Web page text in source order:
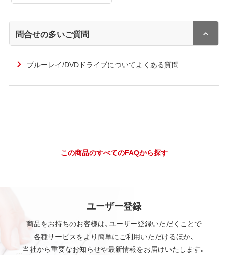
問合せの多いご質問
ブルーレイ/DVDドライブについてよくある質問
この商品のすべてのFAQから探す
ユーザー登録
商品をお持ちのお客様は、ユーザー登録いただくことで
各種サービスをより簡単にご利用いただけるほか、
当社から重要なお知らせや最新情報をお届けいたします。